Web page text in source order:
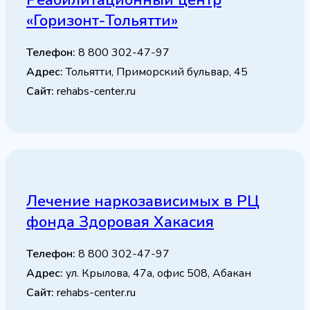
«Горизонт-Тольятти»
Телефон: 8 800 302-47-97
Адрес:Тольятти, Приморский бульвар, 45
Сайт: rehabs-center.ru
Лечение наркозависимых в РЦ
фонда Здоровая Хакасия
Телефон: 8 800 302-47-97
Адрес: ул. Крылова, 47а, офис 508, Абакан
Сайт: rehabs-center.ru